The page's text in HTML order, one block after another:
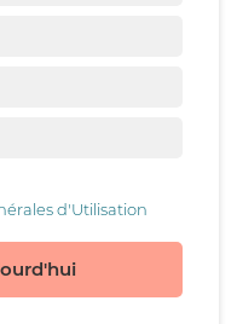
d'Utilisation